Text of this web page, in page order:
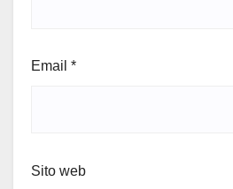
Email *
Sito web